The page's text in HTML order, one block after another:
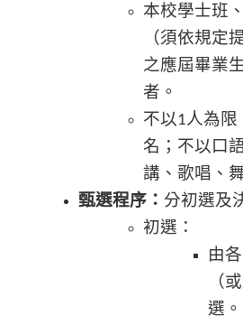
本校學士班
（須依規定
之應屆畢業
者。
不以1人為限
名；不以口
講、歌唱、
甄選程序： 分初選及
初選：
由
（
選。